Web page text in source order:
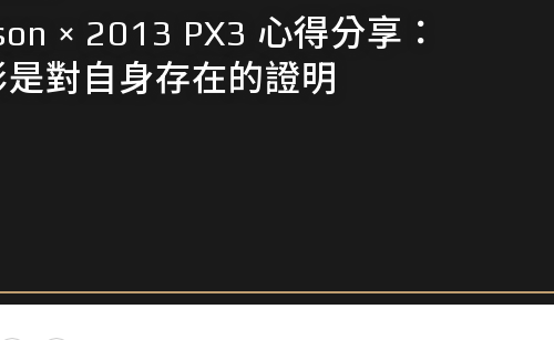
× 2013 PX3 心得分享：
對自身存在的證明